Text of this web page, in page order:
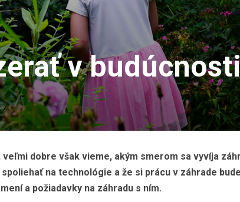
v
dobre však vieme, akým smerom sa vyvíja
na technológie a že si prácu v záhrade
a požiadavky na záhradu s ním.